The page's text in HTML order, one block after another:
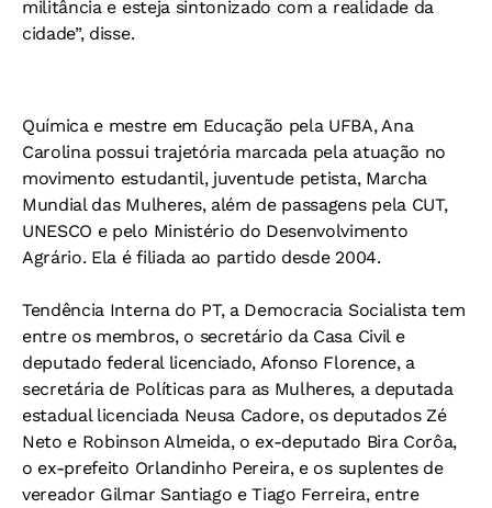
militância e esteja sintonizado com a realidade da
cidade”, disse.
Química e mestre em Educação pela UFBA, Ana
Carolina possui trajetória marcada pela atuação no
movimento estudantil, juventude petista, Marcha
Mundial das Mulheres, além de passagens pela CUT,
UNESCO e pelo Ministério do Desenvolvimento
Agrário. Ela é filiada ao partido desde 2004.
Tendência Interna do PT, a Democracia Socialista tem
entre os membros, o secretário da Casa Civil e
deputado federal licenciado, Afonso Florence, a
secretária de Políticas para as Mulheres, a deputada
estadual licenciada Neusa Cadore, os deputados Zé
Neto e Robinson Almeida, o ex-deputado Bira Corôa,
o ex-prefeito Orlandinho Pereira, e os suplentes de
vereador Gilmar Santiago e Tiago Ferreira, entre